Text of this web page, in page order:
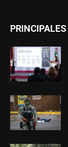
PRINCIPALES